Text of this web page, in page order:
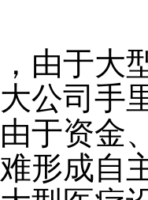
于大型
公司手
于资金
形成自